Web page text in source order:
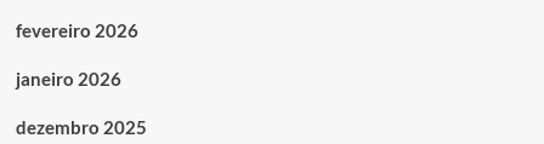
fevereiro 2026
janeiro 2026
dezembro 2025